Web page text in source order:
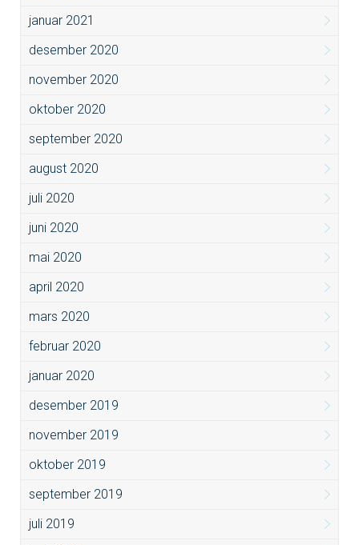
januar 2021
desember 2020
november 2020
oktober 2020
september 2020
august 2020
juli 2020
juni 2020
mai 2020
april 2020
mars 2020
februar 2020
januar 2020
desember 2019
november 2019
oktober 2019
september 2019
juli 2019